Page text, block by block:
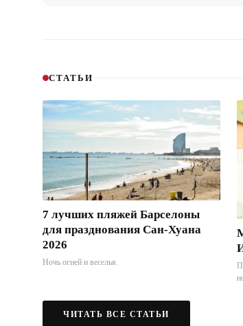
СТАТЬИ
7 лучших пляжей Барселоны
для празднования Сан-Хуана
2026
Ночь огней и веселья.
ЧИТАТЬ ВСЕ СТАТЬИ